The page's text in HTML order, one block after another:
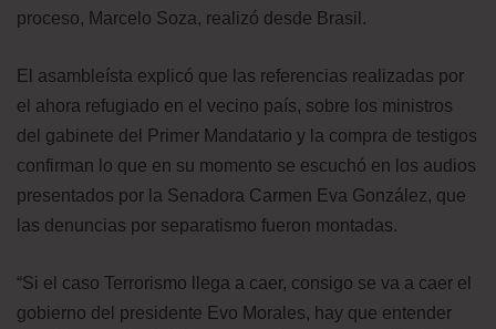
proceso, Marcelo Soza, realizó desde Brasil.
El asambleísta explicó que las referencias realizadas por
el ahora refugiado en el vecino país, sobre los ministros
del gabinete del Primer Mandatario y la compra de testigos
confirman lo que en su momento se escuchó en los audios
presentados por la Senadora Carmen Eva González, que
las denuncias por separatismo fueron montadas.
“Si el caso Terrorismo llega a caer, consigo se va a caer el
gobierno del presidente Evo Morales, hay que entender